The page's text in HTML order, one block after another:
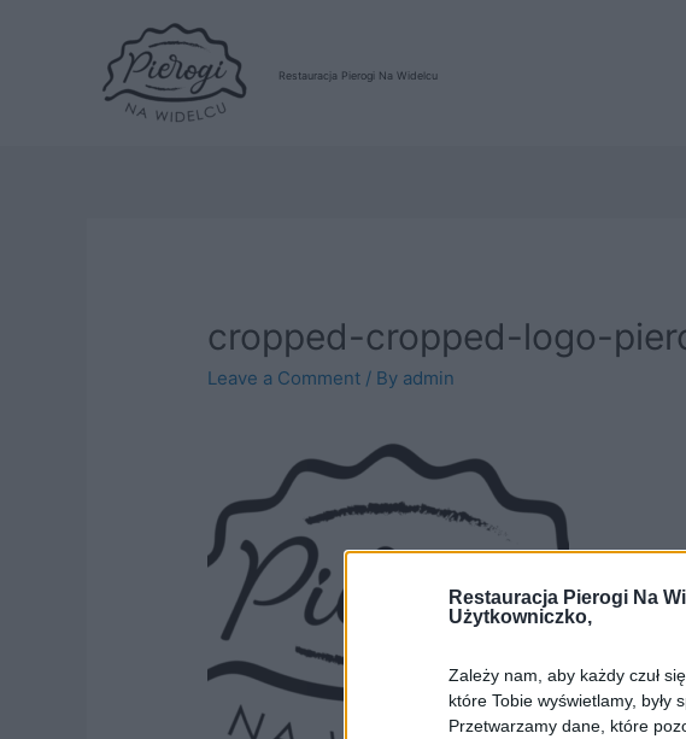
Restauracja Pierogi Na
Użytkowniczko,
Zależy nam, aby każdy czuł
które Tobie wyświetlamy, były
Przetwarzamy dane, które
Restauracja Pierogi Na Widelcu
cropped-cropped-logo-
Leave a Comment / By admin